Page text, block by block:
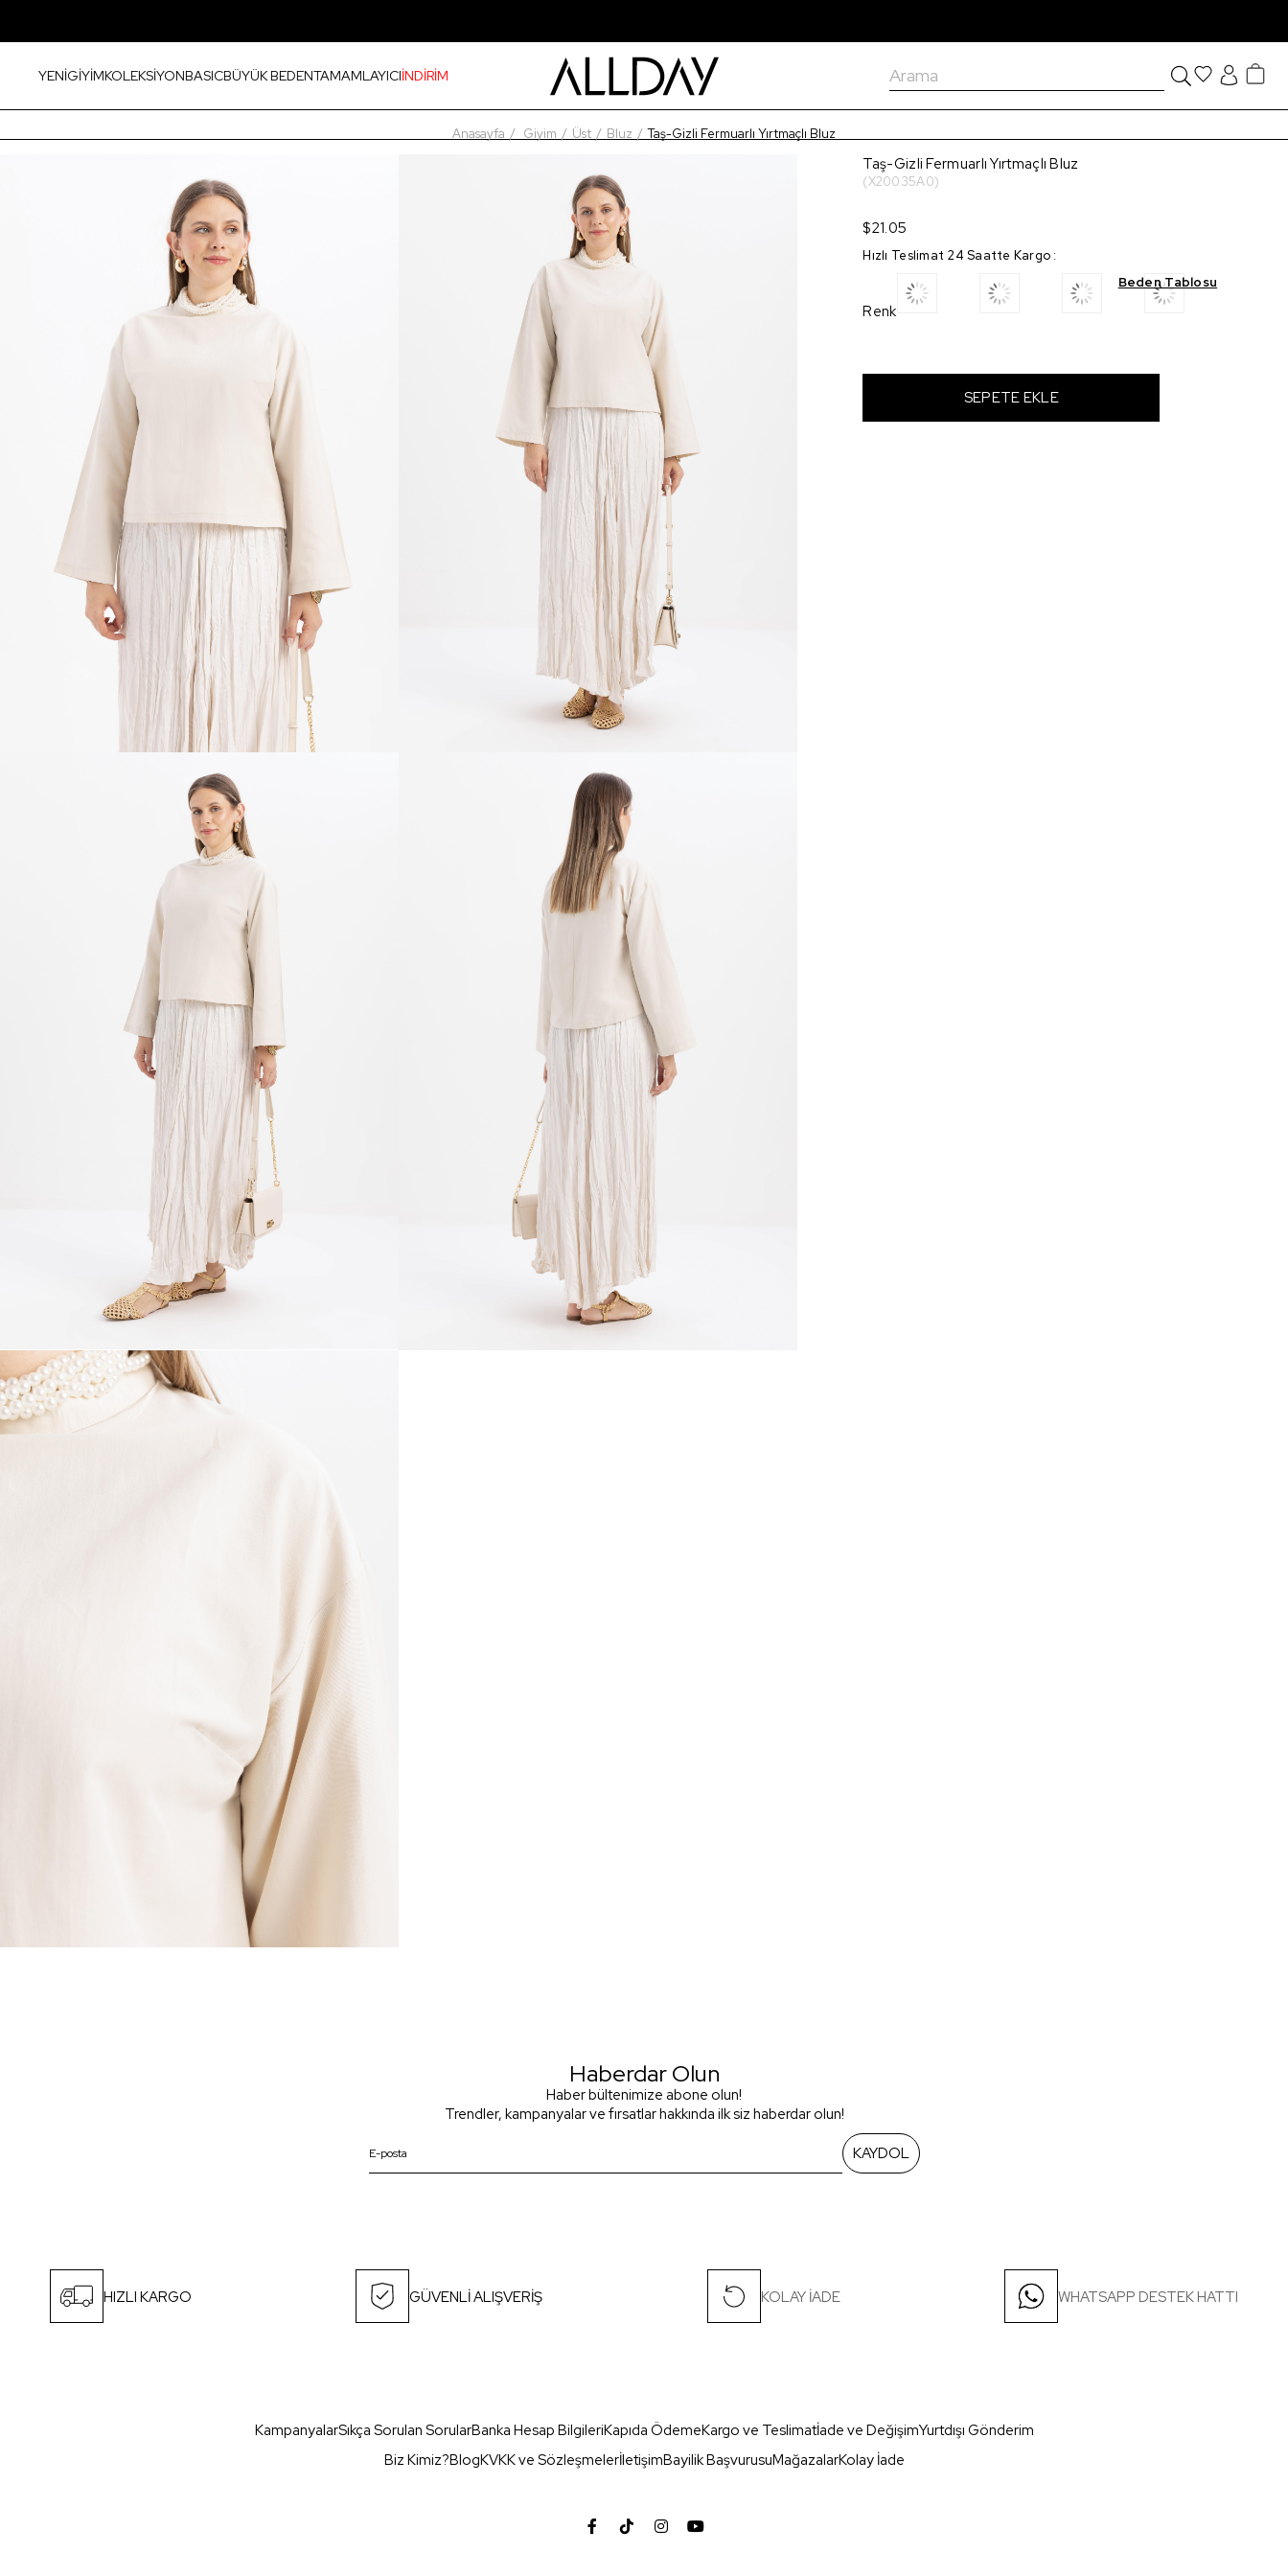
YENİGİYİMKOLEKSİYONBASICBÜYÜK BEDENTAMAMLAYICIİNDİRİM
Anasayfa Giyim Üst Bluz Taş-Gizli Fermuarlı Yırtmaçlı Bluz
Taş-Gizli Fermuarlı Yırtmaçlı Bluz
(X20035A0)
$21.05
Hızlı Teslimat 24 Saatte Kargo :
Beden Tablosu
Renk
Haberdar Olun
Haber bültenimize abone olun!
Trendler, kampanyalar ve fırsatlar hakkında ilk siz haberdar olun!
KAYDOL
HIZLI KARGO GÜVENLİ ALIŞVERİŞ KOLAY İADE WHATSAPP DESTEK HATTI
KampanyalarSıkça Sorulan SorularBanka Hesap BilgileriKapıda ÖdemeKargo ve Teslimatİade ve DeğişimYurtdışı Gönderim
Biz Kimiz?BlogKVKK ve SözleşmelerİletişimBayilik BaşvurusuMağazalarKolay İade